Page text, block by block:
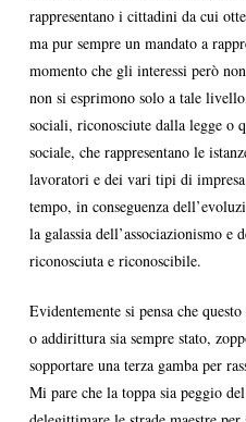
rappresentano i cittadini da cui
ma pur sempre un mandato a
momento che gli interessi però
non si esprimono solo a tale
sociali, riconosciute dalla legge o
sociale, che rappresentano le
lavoratori e dei vari tipi di
tempo, in conseguenza
la galassia dell’associazionismo
riconosciuta e riconoscibile.
Evidentemente si pensa che
o addirittura sia sempre stato,
sopportare una terza gamba per
Mi pare che la toppa sia peggio